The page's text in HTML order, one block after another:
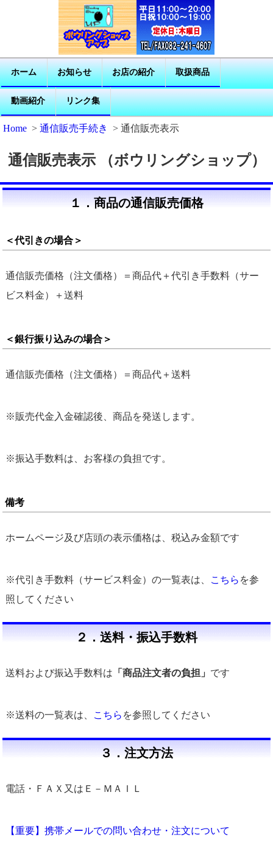
ホーム お知らせ お店の紹介 取扱商品
動画紹介 リンク集
Home > 通信販売手続き > 通信販売表示
通信販売表示 （ボウリングショップ）
１．商品の通信販売価格
＜代引きの場合＞
通信販売価格（注文価格）＝商品代＋代引き手数料（サー
ビス料金）＋送料
＜銀行振り込みの場合＞
通信販売価格（注文価格）＝商品代＋送料
※販売代金入金確認後、商品を発送します。
※振込手数料は、お客様の負担です。
備考
ホームページ及び店頭の表示価格は、税込み金額です
※代引き手数料（サービス料金）の一覧表は、 こちら を参
照してください
２．送料・振込手数料
送料および振込手数料は 「商品注文者の負担」 です
※送料の一覧表は、 こちら を参照してください
３．注文方法
電話・ＦＡＸ又はＥ－ＭＡＩＬ
【重要】携帯メールでの問い合わせ・注文について